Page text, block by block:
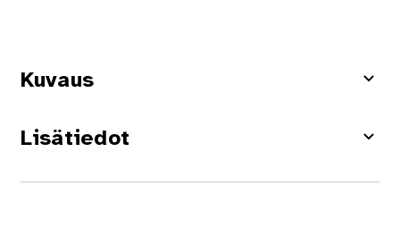
Kuvaus
Lisätiedot